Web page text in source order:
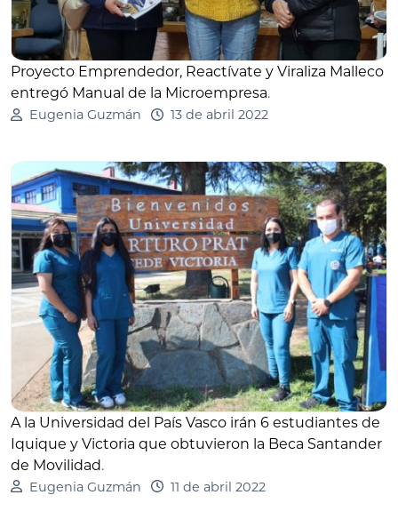
Proyecto Emprendedor, Reactívate y Viraliza Malleco
entregó Manual de la Microempresa.
Eugenia Guzmán 13 de abril 2022
A la Universidad del País Vasco irán 6 estudiantes de
Iquique y Victoria que obtuvieron la Beca Santander
de Movilidad.
Eugenia Guzmán 11 de abril 2022